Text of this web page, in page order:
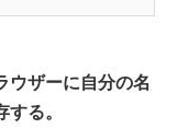
ウザーに自分の名
る。